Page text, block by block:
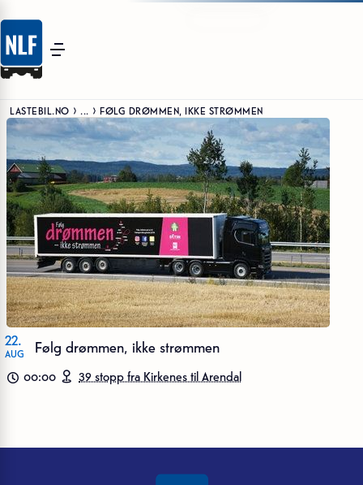
LASTEBIL.NO ... FØLG DRØMMEN, IKKE STRØMMEN
22
AUG Følg drømmen, ikke strømmen
00:00 39 stopp fra Kirkenes til Arendal